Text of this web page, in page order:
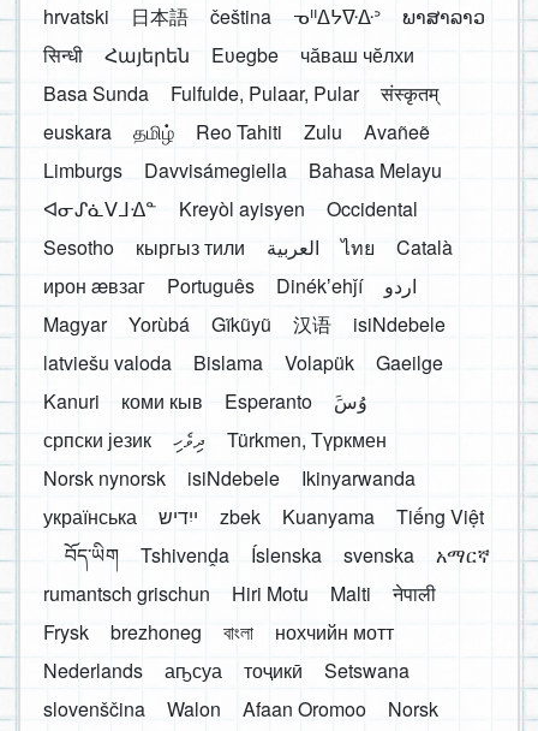
hrvatski
日本語 čeština ᓀᐦᐃᔭᐍᐏᐣ
ພາສາລາວ
सिन्धी
Հայերեն Eʋegbe
чӑваш чӗлхи
Basa Sunda
Fulfulde, Pulaar, Pular
संस्कृतम्
euskara
தமிழ் Reo Tahiti Zulu
Avañeẽ
Limburgs
Davvisámegiella
Bahasa Melayu
ᐊᓂᔑᓈᐯᒧᐎᓐ
Kreyòl ayisyen
Occidental
Sesotho
кыргыз тили العربية ไทย
Català
ирон æвзаг
Português Dinékʼehǰí
اردو
Magyar
Yorùbá Gĩkũyũ 汉语
isiNdebele
latviešu valoda
Bislama Volapük
Gaeilge
Kanuri
коми кыв Esperanto
َوُسَ
српски језик
ދިވެހި
Türkmen, Түркмен
Norsk nynorsk
isiNdebele
Ikinyarwanda
українська
ייִדיש zbek Kuanyama
Tiếng Việt
བོད་ཡིག
Tshivenḓa Íslenska svenska
አማርኛ
rumantsch grischun
Hiri Motu Malti
नेपाली
Frysk
brezhoneg বাংলা
нохчийн мотт
Nederlands
аҧсуа тоҷикӣ
Setswana
slovenščina
Walon Afaan Oromoo
Norsk